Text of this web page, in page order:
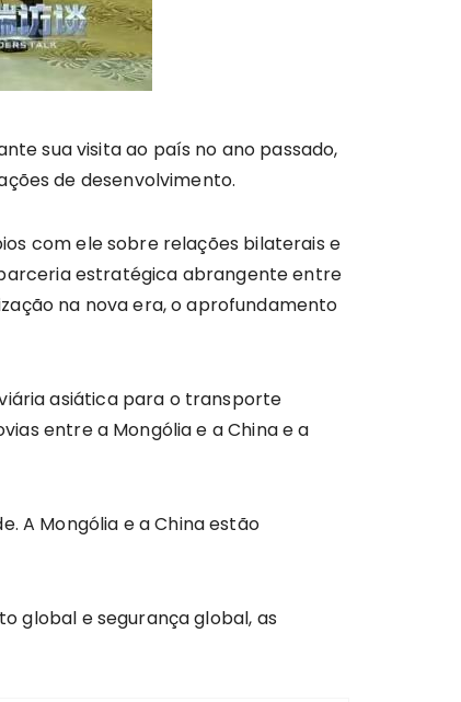
sua visita ao país no ano passado,
de desenvolvimento.
com ele sobre relações bilaterais e
estratégica abrangente entre
na nova era, o aprofundamento
asiática para o transporte
entre a Mongólia e a China e a
A Mongólia e a China estão
global e segurança global, as